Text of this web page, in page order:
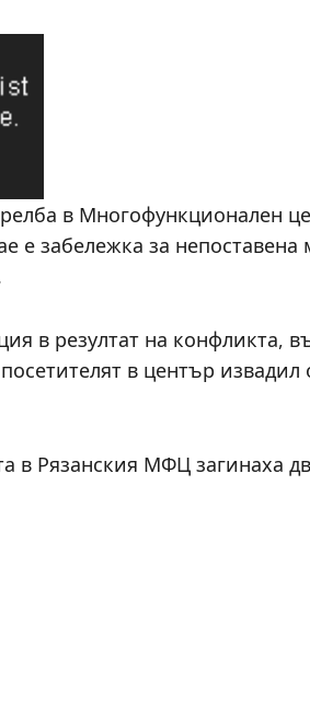
в Многофункционален
е забележка за
в резултат на конфликта,
в център
в Рязанския МФЦ загинаха